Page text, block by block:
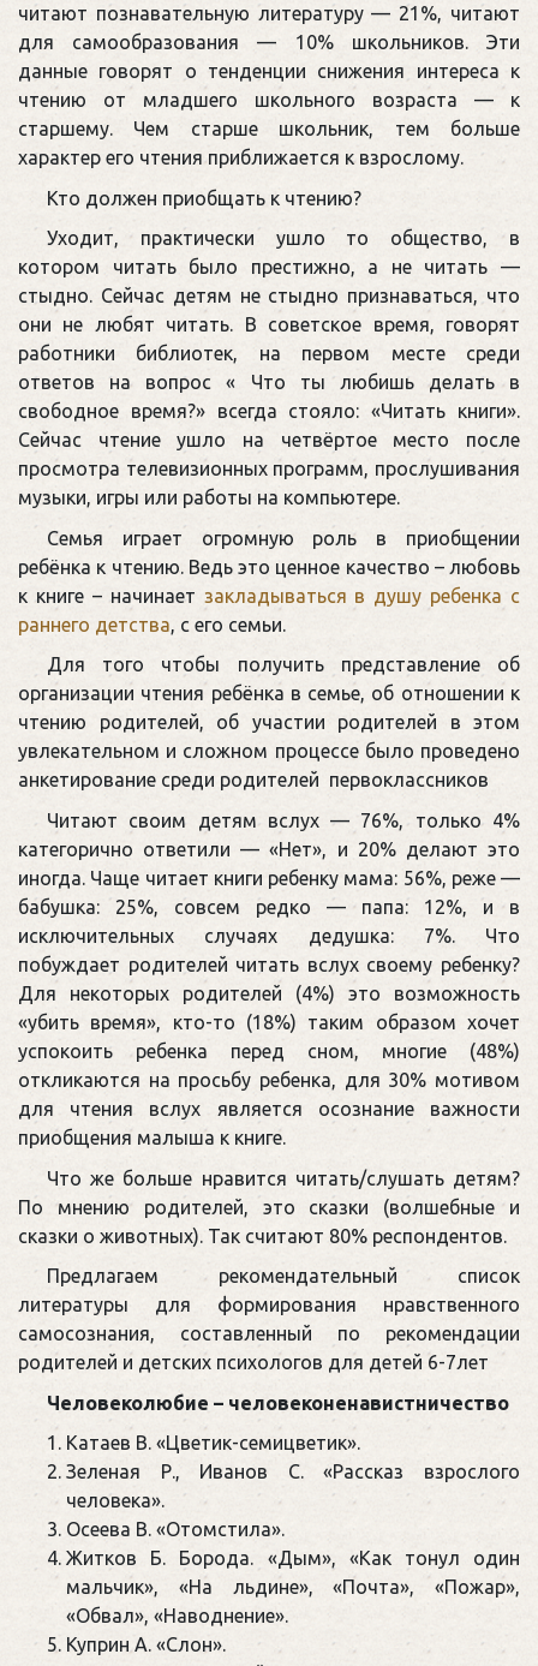
читают познавательную литературу — 21%, читают
для самообразования — 10% школьников. Эти
данные говорят о тенденции снижения интереса к
чтению от младшего школьного возраста — к
старшему. Чем старше школьник, тем больше
характер его чтения приближается к взрослому.
Кто должен приобщать к чтению?
Уходит, практически ушло то общество, в
котором читать было престижно, а не читать —
стыдно. Сейчас детям не стыдно признаваться, что
они не любят читать. В советское время, говорят
работники библиотек, на первом месте среди
ответов на вопрос « Что ты любишь делать в
свободное время?» всегда стояло: «Читать книги».
Сейчас чтение ушло на четвёртое место после
просмотра телевизионных программ, прослушивания
музыки, игры или работы на компьютере.
Семья играет огромную роль в приобщении
ребёнка к чтению. Ведь это ценное качество – любовь
к книге – начинает закладываться в душу ребенка с
раннего детства, с его семьи.
Для того чтобы получить представление об
организации чтения ребёнка в семье, об отношении к
чтению родителей, об участии родителей в этом
увлекательном и сложном процессе было проведено
анкетирование среди родителей первоклассников
Читают своим детям вслух — 76%, только 4%
категорично ответили — «Нет», и 20% делают это
иногда. Чаще читает книги ребенку мама: 56%, реже —
бабушка: 25%, совсем редко — папа: 12%, и в
исключительных случаях дедушка: 7%. Что
побуждает родителей читать вслух своему ребенку?
Для некоторых родителей (4%) это возможность
«убить время», кто-то (18%) таким образом хочет
успокоить ребенка перед сном, многие (48%)
откликаются на просьбу ребенка, для 30% мотивом
для чтения вслух является осознание важности
приобщения малыша к книге.
Что же больше нравится читать/слушать детям?
По мнению родителей, это сказки (волшебные и
сказки о животных). Так считают 80% респондентов.
Предлагаем рекомендательный список
литературы для формирования нравственного
самосознания, составленный по рекомендации
родителей и детских психологов для детей 6-7лет
Человеколюбие – человеконенавистничество
Катаев В. «Цветик-семицветик».
Зеленая Р., Иванов С. «Рассказ взрослого
человека».
Осеева В. «Отомстила».
Житков Б. Борода. «Дым», «Как тонул один
мальчик», «На льдине», «Почта», «Пожар»,
«Обвал», «Наводнение».
Куприн А. «Слон».